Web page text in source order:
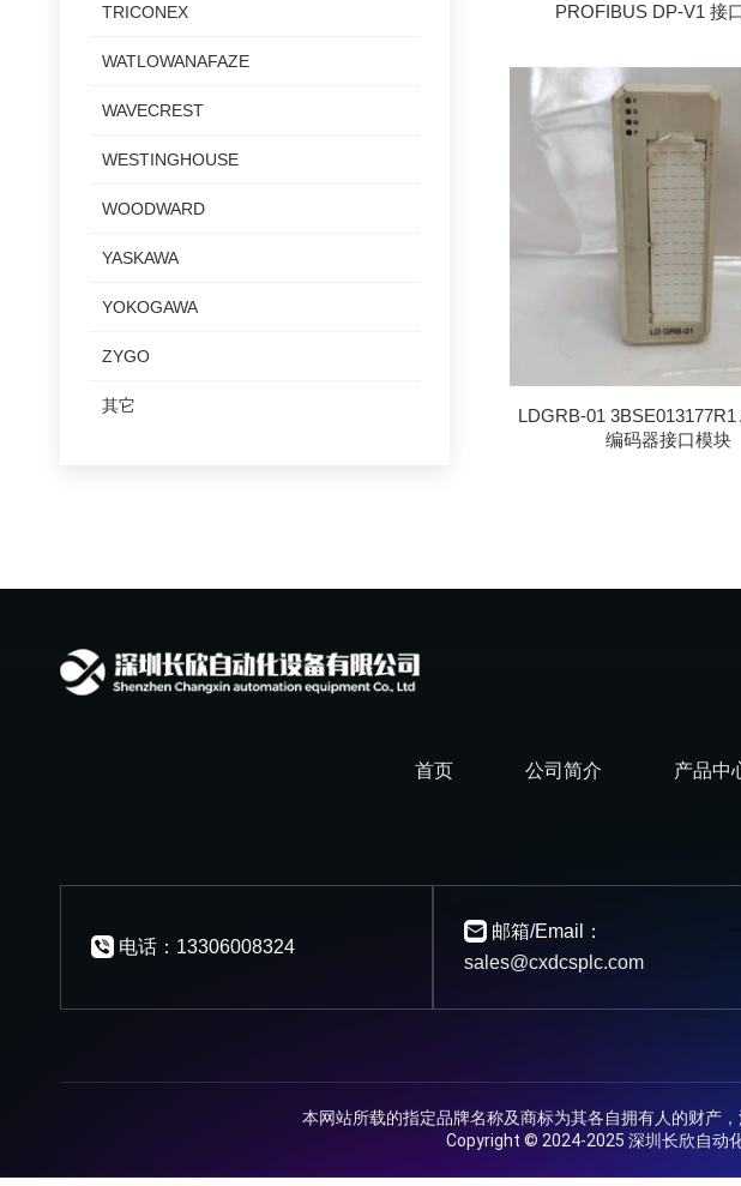
PROFIBUS DP-V1 接
LDGRB-01
编码器接口模块
TRICONEX
WATLOWANAFAZE
WAVECREST
WESTINGHOUSE
WOODWARD
YASKAWA
YOKOGAWA
ZYGO
其它
首页 公司简介 产品中
电话：13306008324
邮箱/Email：
sales@cxdcsplc.com
本网站所载的指定品牌名称及商标为其各自拥有人的财产
Copyright © 2024-2025 深圳长欣自动